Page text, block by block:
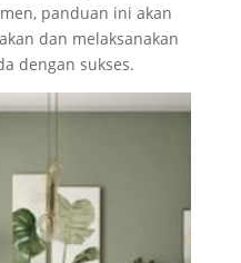
panduan ini akan
dan melaksanakan
dengan sukses.